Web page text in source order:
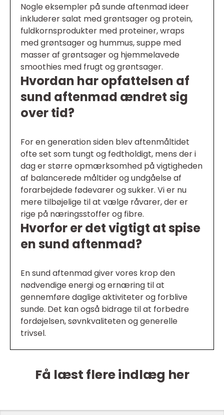
Nogle eksempler på sunde aftenmad ideer
inkluderer salat med grøntsager og protein,
fuldkornsprodukter med proteiner, wraps
med grøntsager og hummus, suppe med
masser af grøntsager og hjemmelavede
smoothies med frugt og grøntsager.
Hvordan har opfattelsen af
sund aftenmad ændret sig
over tid?
For en generation siden blev aftenmåltidet
ofte set som tungt og fedtholdigt, mens der i
dag er større opmærksomhed på vigtigheden
af balancerede måltider og undgåelse af
forarbejdede fødevarer og sukker. Vi er nu
mere tilbøjelige til at vælge råvarer, der er
rige på næringsstoffer og fibre.
Hvorfor er det vigtigt at spise
en sund aftenmad?
En sund aftenmad giver vores krop den
nødvendige energi og ernæring til at
gennemføre daglige aktiviteter og forblive
sunde. Det kan også bidrage til at forbedre
fordøjelsen, søvnkvaliteten og generelle
trivsel.
Få læst flere indlæg her